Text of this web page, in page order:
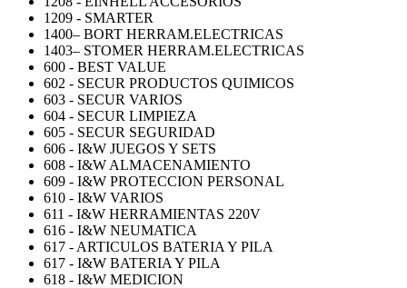
1209 - SMARTER
1400– BORT HERRAM.ELECTRICAS
1403– STOMER HERRAM.ELECTRICAS
600 - BEST VALUE
602 - SECUR PRODUCTOS QUIMICOS
603 - SECUR VARIOS
604 - SECUR LIMPIEZA
605 - SECUR SEGURIDAD
606 - I&W JUEGOS Y SETS
608 - I&W ALMACENAMIENTO
609 - I&W PROTECCION PERSONAL
610 - I&W VARIOS
611 - I&W HERRAMIENTAS 220V
616 - I&W NEUMATICA
617 - ARTICULOS BATERIA Y PILA
617 - I&W BATERIA Y PILA
618 - I&W MEDICION